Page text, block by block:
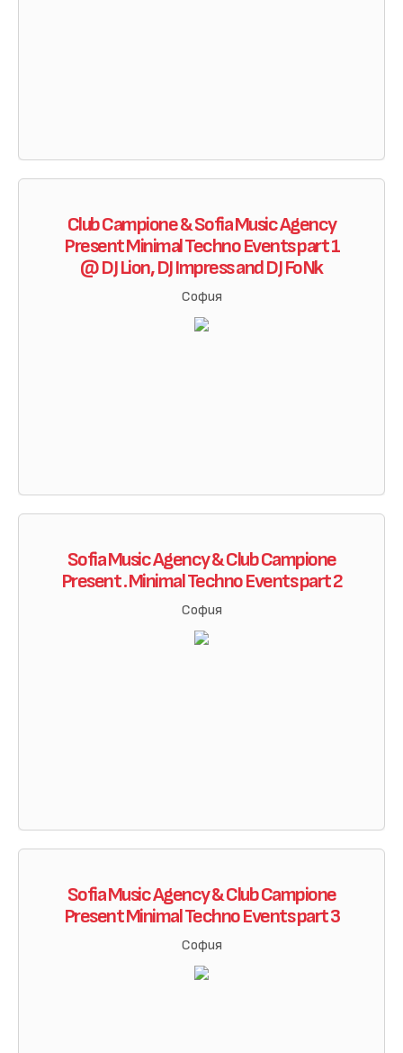
Club Campione & Sofia Music Agency
Present Minimal Techno Events part 1
@ DJ Lion, DJ Impress and DJ FoNk
София
Sofia Music Agency & Club Campione
Present . Minimal Techno Events part 2
София
Sofia Music Agency & Club Campione
Present Minimal Techno Events part 3
София